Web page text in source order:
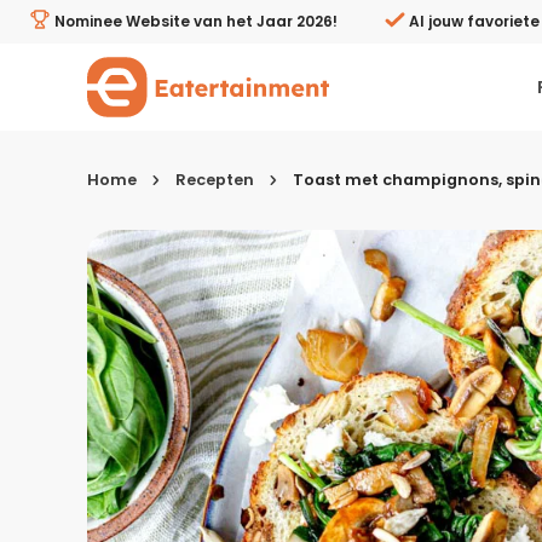
Toast met champignons, spinazie & feta - Eatertainment
Nominee Website van het Jaar 2026! Al jouw
Kies je menugang
Ontbijt
Lunch & brunch
Tussendoortjes
Voor- & tussengerechten
Home Recepten Toast met champignons,